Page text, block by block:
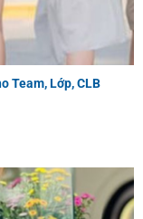
Team, Lớp, CLB